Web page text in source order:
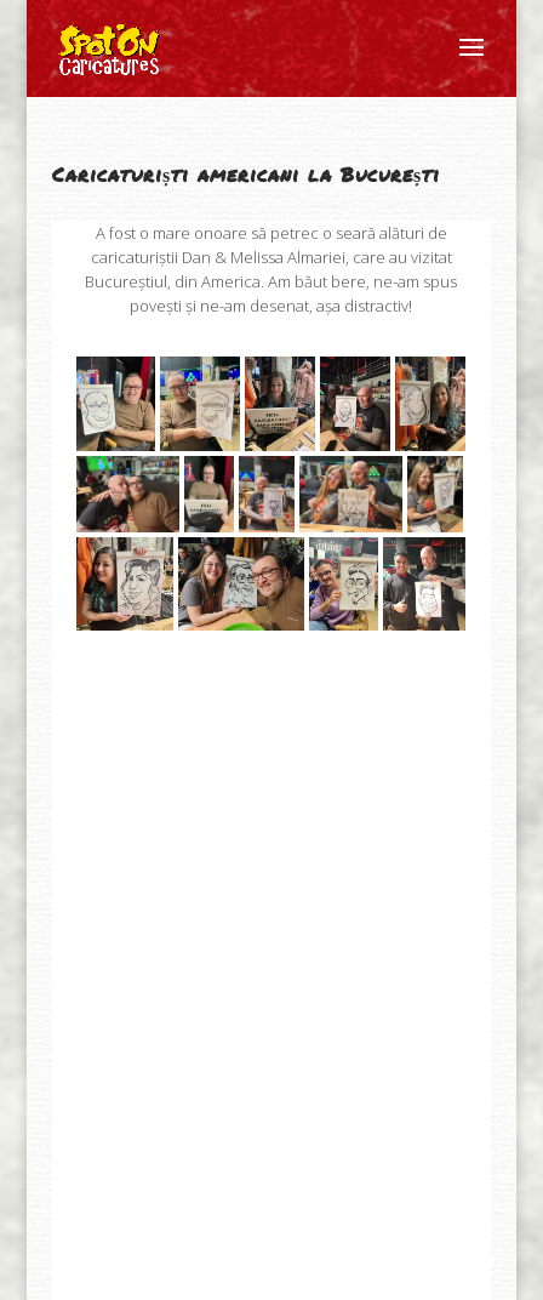
Caricaturiști americani la București
A fost o mare onoare să petrec o seară alături de
caricaturiștii Dan & Melissa Almariei, care au vizitat
Bucureștiul, din America. Am băut bere, ne-am spus
povești și ne-am desenat, așa distractiv!